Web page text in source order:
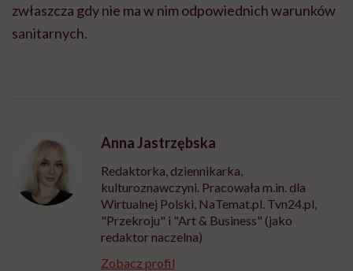
zwłaszcza gdy nie ma w nim odpowiednich warunków
sanitarnych.
Anna Jastrzębska
Redaktorka, dziennikarka,
kulturoznawczyni. Pracowała m.in. dla
Wirtualnej Polski, NaTemat.pl. Tvn24.pl,
"Przekroju" i "Art & Business" (jako
redaktor naczelna)
Zobacz profil